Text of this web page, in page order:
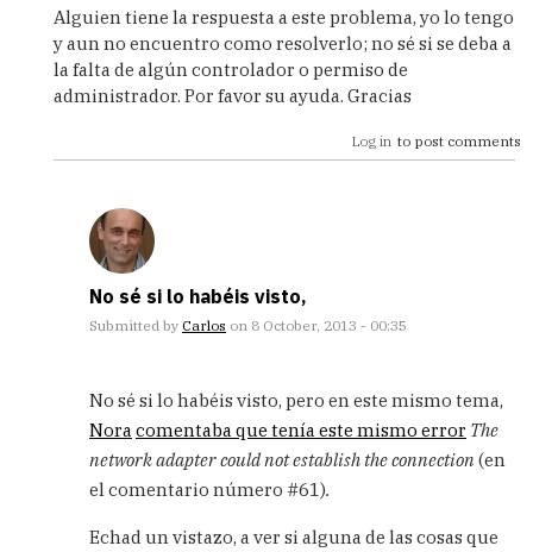
reply
No
muestra
pestaña
verified)
Alguien tiene la respuesta a este problema, yo lo tengo
y aun no encuentro como resolverlo; no sé si se deba a
la falta de algún controlador o permiso de
administrador. Por favor su ayuda. Gracias
Log in to post comments
No sé si lo habéis visto,
Submitted by Carlos on 8 October, 2013 - 00:35
reply
Alguien
tiene
la
a
No sé si lo habéis visto, pero en este mismo tema,
Noracomentaba que tenía este mismo error The
network adapter could not establish the connection (en
el comentario número #61).
Echad un vistazo, a ver si alguna de las cosas que